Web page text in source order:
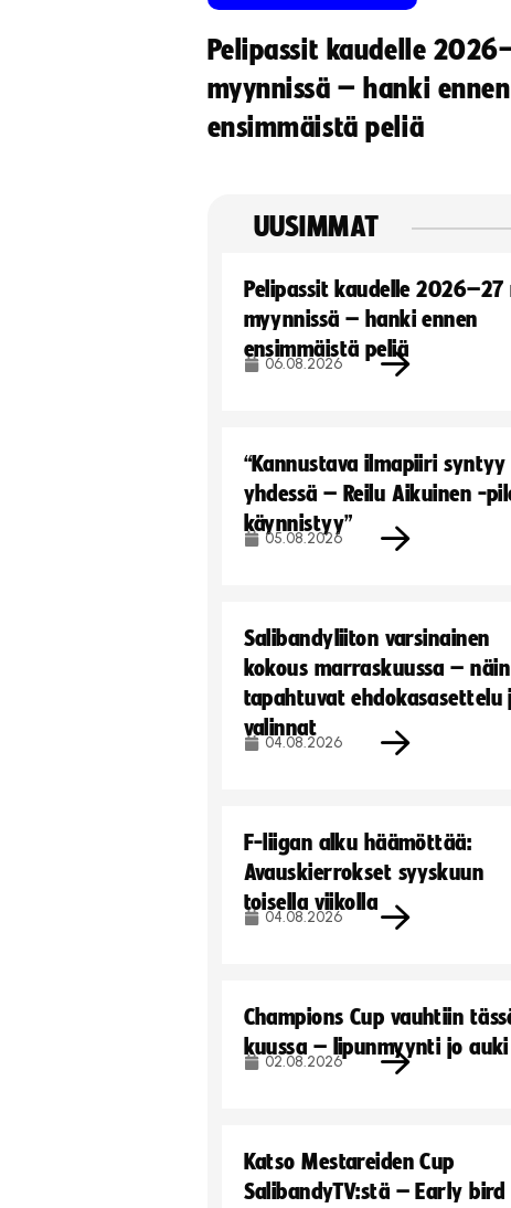
Pelipassit kaudelle
myynnissä – hanki ennen
ensimmäistä peliä
UUSIMMAT
Pelipassit kaudelle
myynnissä – hanki ennen
ensimmäistä peliä
06.08.2026
“Kannustava ilmapiiri syntyy
yhdessä – Reilu Aikuinen -
käynnistyy”
05.08.2026
Salibandyliiton varsinainen
kokous marraskuussa – näin
tapahtuvat ehdokasasettelu
valinnat
04.08.2026
F-liigan alku häämöttää:
Avauskierrokset syyskuun
toisella viikolla
04.08.2026
Champions Cup vauhtiin
kuussa – lipunmyynti jo auki
02.08.2026
Katso Mestareiden Cup
SalibandyTV:stä – Early